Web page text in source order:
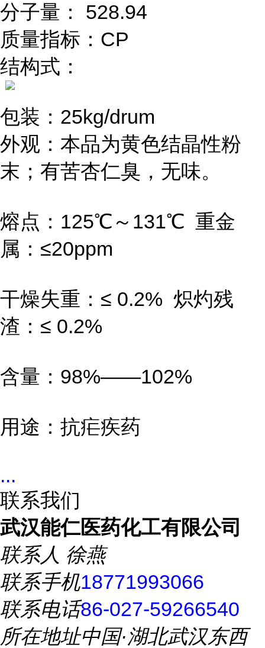
分子量： 528.94
质量指标：CP
结构式：
包装：25kg/drum
外观：本品为黄色结晶性粉
末；有苦杏仁臭，无味。
熔点：125℃～131℃ 重金
属：≤20ppm
干燥失重：≤ 0.2% 炽灼残
渣：≤ 0.2%
含量：98%——102%
用途：抗疟疾药
...
联系我们
武汉能仁医药化工有限公司
联系人 徐燕
联系手机18771993066
联系电话86-027-59266540
所在地址中国·湖北武汉东西